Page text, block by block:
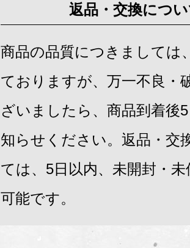
返品・交換につ
商品の品質につきましては
ておりますが、万一不良・
ざいましたら、商品到着後
知らせください。返品・交
ては、5日以内、未開封・
可能です。